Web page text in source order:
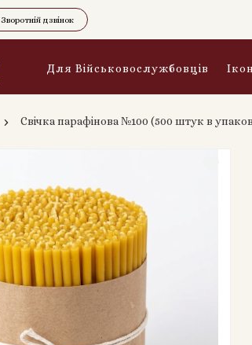
Зворотній дзвінок
Для Військовослужбовців
Свічка парафінова №100 (500 штук в